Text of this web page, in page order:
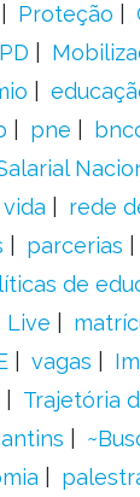
Proteção
pne
rede
parcerias
de
Live
vagas
Trajetória